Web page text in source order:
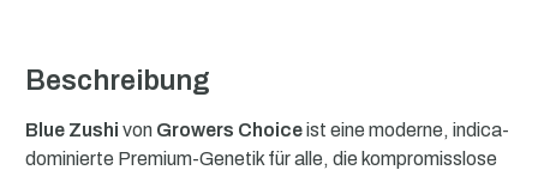
Beschreibung
Blue Zushi von Growers Choiceist eine moderne, indica-
dominierte Premium-Genetik für alle, die kompromisslose